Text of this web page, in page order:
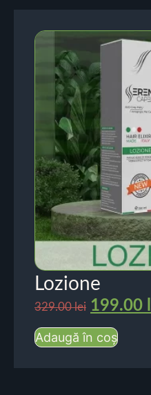
Lozione
329.00lei 199.00
Adaugă în coș